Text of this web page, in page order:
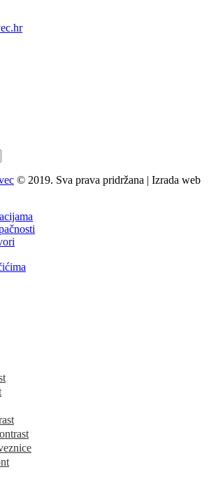
© 2019. Sva prava pridržana | Izrada web